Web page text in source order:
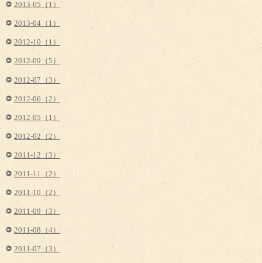
2013-05（1）
2013-04（1）
2012-10（1）
2012-09（5）
2012-07（3）
2012-06（2）
2012-05（1）
2012-02（2）
2011-12（3）
2011-11（2）
2011-10（2）
2011-09（3）
2011-08（4）
2011-07（3）